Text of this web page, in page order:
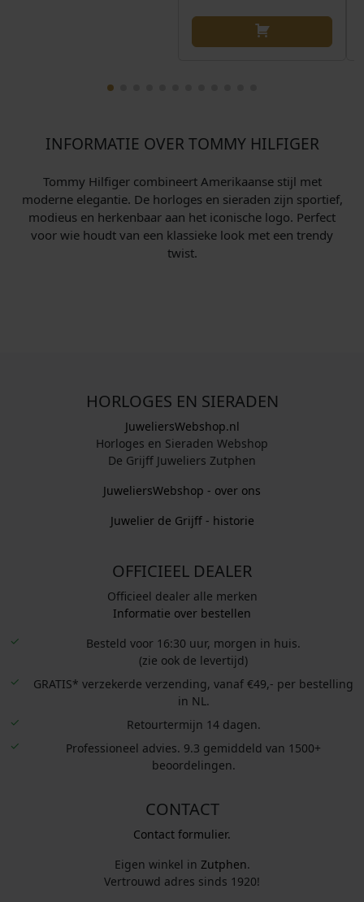
INFORMATIE OVER TOMMY HILFIGER
Tommy Hilfiger combineert Amerikaanse stijl met
moderne elegantie. De horloges en sieraden zijn sportief,
modieus en herkenbaar aan het iconische logo. Perfect
voor wie houdt van een klassieke look met een trendy
twist.
HORLOGES EN SIERADEN
JuweliersWebshop.nl
Horloges en Sieraden Webshop
De Grijff Juweliers Zutphen
JuweliersWebshop - over ons
Juwelier de Grijff - historie
OFFICIEEL DEALER
Officieel dealer alle merken
Informatie over bestellen
Besteld voor 16:30 uur, morgen in huis.
(zie ook de levertijd)
GRATIS* verzekerde verzending, vanaf €49,- per bestelling
in NL.
Retourtermijn 14 dagen.
Professioneel advies. 9.3 gemiddeld van 1500+
beoordelingen.
CONTACT
Contact formulier.
Eigen winkel in Zutphen.
Vertrouwd adres sinds 1920!